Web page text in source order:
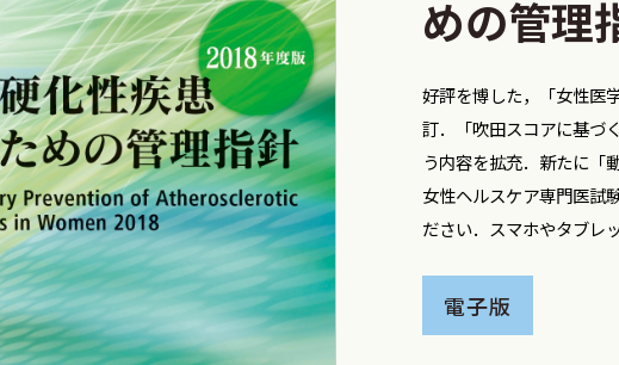
めの管
好評を博した，「女性医
訂．「吹田スコアに基づ
う内容を拡充．新たに「
女性ヘルスケア専門医試
ださい．スマホやタブレ
電子版